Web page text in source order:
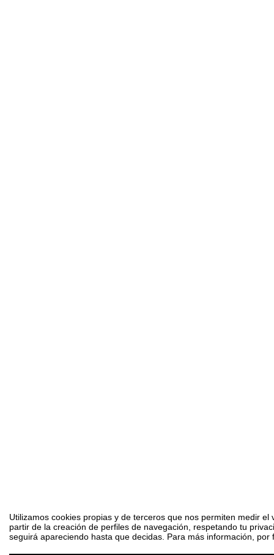
Utilizamos cookies propias y de terceros que nos permiten medir
partir de la creación de perfiles de navegación, respetando tu
seguirá apareciendo hasta que decidas. Para más información,